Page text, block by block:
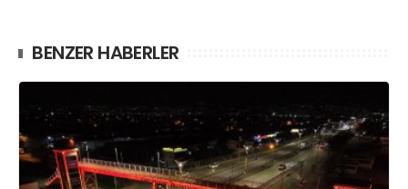
BENZER HABERLER